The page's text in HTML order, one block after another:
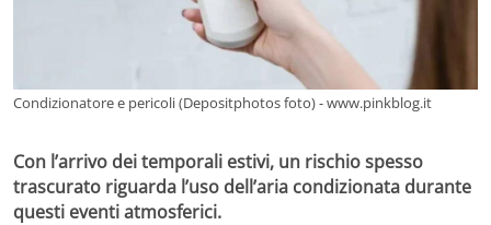
Condizionatore e pericoli (Depositphotos foto) - www.pinkblog.it
Con l’arrivo dei temporali estivi, un rischio spesso
trascurato riguarda l’uso dell’aria condizionata durante
questi eventi atmosferici.